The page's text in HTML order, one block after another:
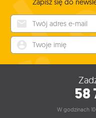
Zapisz się do
58
W godzinach